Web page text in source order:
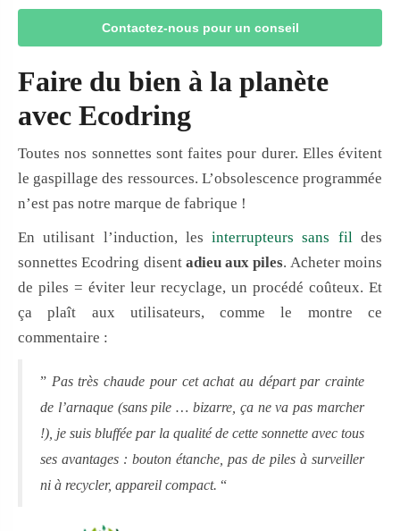
Contactez-nous pour un conseil
Faire du bien à la planète
avec Ecodring
Toutes nos sonnettes sont faites pour durer. Elles évitent
le gaspillage des ressources. L’obsolescence programmée
n’est pas notre marque de fabrique !
En utilisant l’induction, lesinterrupteurs sans fildes
sonnettes Ecodring disent adieu aux piles. Acheter moins
de piles = éviter leur recyclage, un procédé coûteux. Et
ça plaît aux utilisateurs, comme le montre ce
commentaire :
” Pas très chaude pour cet achat au départ par crainte
de l’arnaque (sans pile … bizarre, ça ne va pas marcher
!), je suis bluffée par la qualité de cette sonnette avec tous
ses avantages : bouton étanche, pas de piles à surveiller
ni à recycler, appareil compact. “